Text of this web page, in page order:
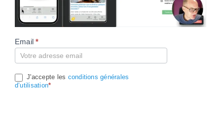
Compte
Email*
J'accepte les conditions générales
d’utilisation*